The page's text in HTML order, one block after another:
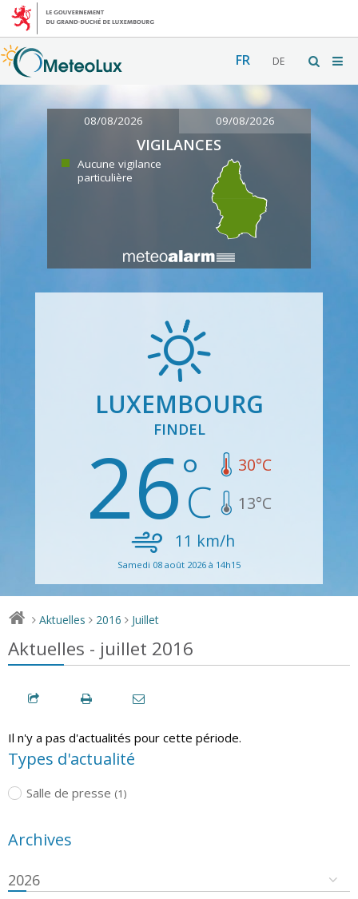
FR DE
08/08/2026 09/08/2026
VIGILANCES
Aucune vigilance
particulière
LUXEMBOURG
FINDEL
26 30°C
13°C
11 km/h
Samedi 08 août 2026 à 14h15
> Aktuelles > 2016 > Juillet
Aktuelles - juillet 2016
Il n'y a pas d'actualités pour cette période.
Types d'actualité
Salle de presse (1)
Archives
2026